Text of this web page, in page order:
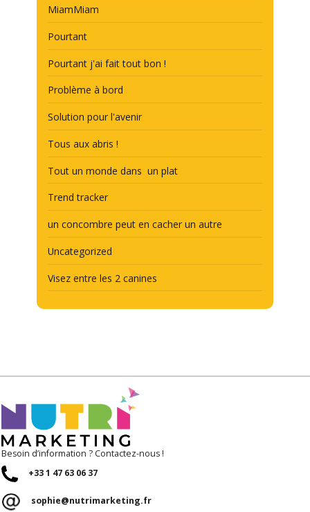
MiamMiam
Pourtant
Pourtant j'ai fait tout bon !
Problème à bord
Solution pour l'avenir
Tous aux abris !
Tout un monde dans un plat
Trend tracker
un concombre peut en cacher un autre
Uncategorized
Visez entre les 2 canines
Besoin d’information ? Contactez-nous !
+33 1 47 63 06 37
sophie@nutrimarketing.fr